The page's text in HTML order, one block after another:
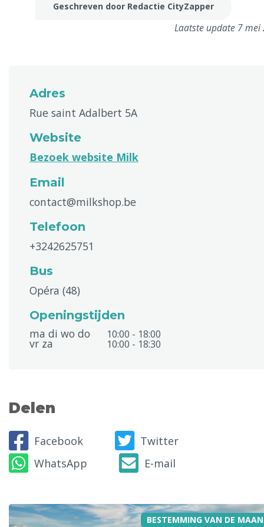
Geschreven door Redactie CityZapper
Laatste update 7 mei
Adres
Rue saint Adalbert 5A
Website
Bezoek website Milk
Email
contact@milkshop.be
Telefoon
+3242625751
Bus
Opéra (48)
Openingstijden
ma di wo do
10:00 - 18:00
vr za 10:00 - 18:30
Delen
Facebook
Twitter
WhatsApp
E-mail
BESTEMMING VAN DE